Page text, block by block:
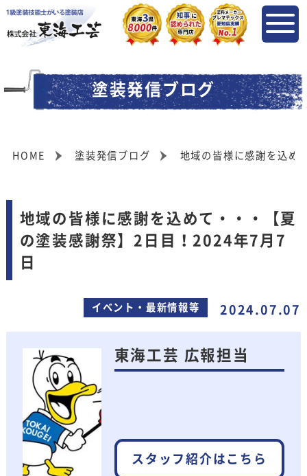
塗装発信ブログ
HOME 塗装発信ブログ 地域の皆様に感謝を込め
地域の皆様に感謝を込めて・・・【夏
の塗装感謝祭】2日目！2024年7月7
日
イベント・最新情報等 2024.07.07
東海工芸 広報担当
スタッフ紹介はこちら